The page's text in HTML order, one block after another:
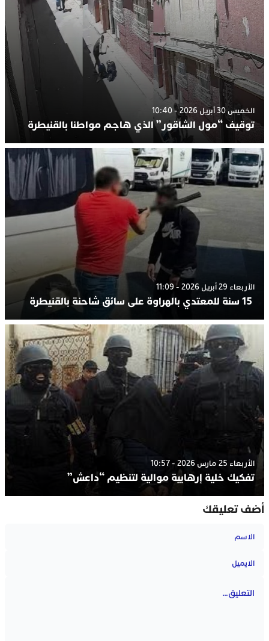
الخميس 30 أبريل 2026 - 10:40
توقيف “مول الشاقور” الذي هاجم مواطنا بالقنيطرة
الأربعاء 29 أبريل 2026 - 11:09
الأربعاء 25 مارس 2026 - 10:57
تفكيك خلية إرهابية موالية لتنظيم “داعش”
أضف تعليقك